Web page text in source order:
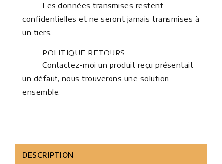
Les données transmises restent
confidentielles et ne seront jamais transmises à
un tiers.
POLITIQUE RETOURS
Contactez-moi un produit reçu présentait
un défaut, nous trouverons une solution
ensemble.
DESCRIPTION